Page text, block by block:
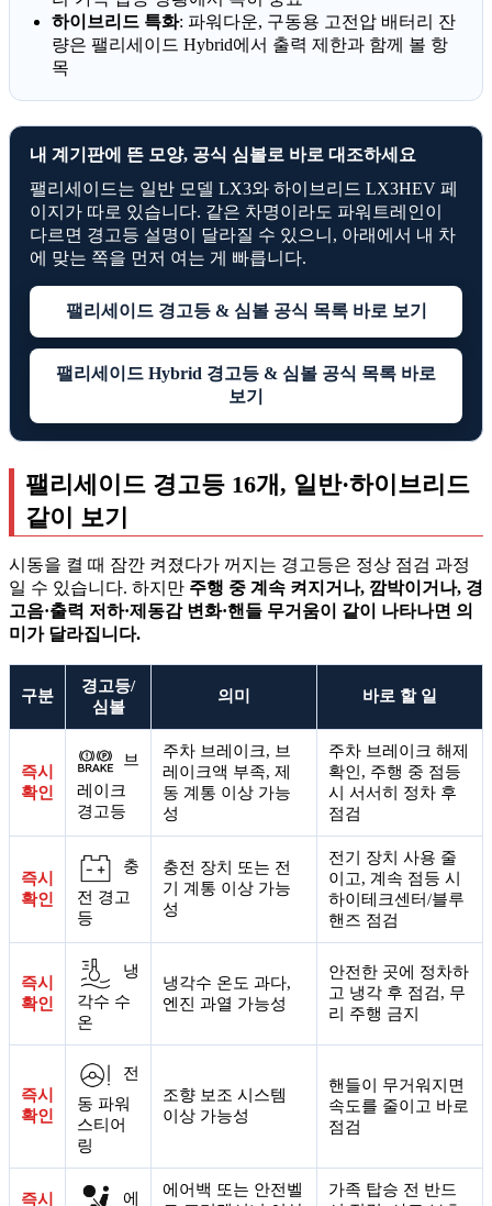
하이브리드 특화: 파워다운, 구동용 고전압 배터리 잔
량은 팰리세이드 Hybrid에서 출력 제한과 함께 볼 항
목
내 계기판에 뜬 모양, 공식 심볼로 바로 대조하세요
팰리세이드는 일반 모델 LX3와 하이브리드 LX3HEV 페
이지가 따로 있습니다. 같은 차명이라도 파워트레인이
다르면 경고등 설명이 달라질 수 있으니, 아래에서 내 차
에 맞는 쪽을 먼저 여는 게 빠릅니다.
팰리세이드 경고등 & 심볼 공식 목록 바로 보기
팰리세이드 Hybrid 경고등 & 심볼 공식 목록 바로
보기
팰리세이드 경고등 16개, 일반·하이브리드
같이 보기
시동을 켤 때 잠깐 켜졌다가 꺼지는 경고등은 정상 점검 과정
일 수 있습니다. 하지만 주행 중 계속 켜지거나, 깜박이거나, 경
고음·출력 저하·제동감 변화·핸들 무거움이 같이 나타나면 의
미가 달라집니다.
구분
경고등/
심볼
의미 바로 할 일
즉시
확인
브
레이크
경고등
주차 브레이크, 브
레이크액 부족, 제
동 계통 이상 가능
성
주차 브레이크 해제
확인, 주행 중 점등
시 서서히 정차 후
점검
즉시
확인
충
전 경고
등
충전 장치 또는 전
기 계통 이상 가능
성
전기 장치 사용 줄
이고, 계속 점등 시
하이테크센터/블루
핸즈 점검
즉시
확인
냉
각수 수
온
냉각수 온도 과다,
엔진 과열 가능성
안전한 곳에 정차하
고 냉각 후 점검, 무
리 주행 금지
즉시
확인
전
동 파워
스티어
링
조향 보조 시스템
이상 가능성
핸들이 무거워지면
속도를 줄이고 바로
점검
즉시 에
에어백 또는 안전벨
가족 탑승 전 반드